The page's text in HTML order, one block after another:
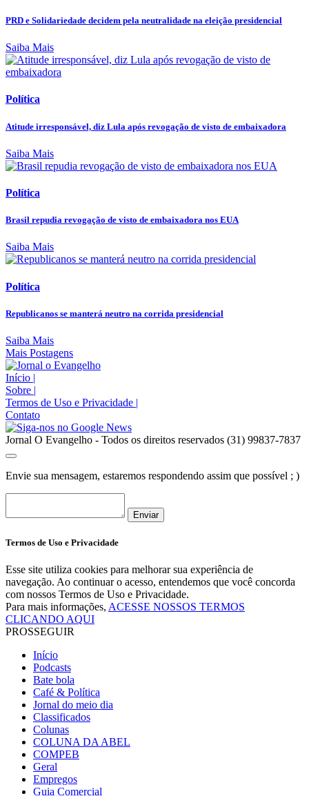
PRD e Solidariedade decidem pela neutralidade na eleição presidencial
Saiba Mais
Política
Atitude irresponsável, diz Lula após revogação de visto de embaixadora
Saiba Mais
Política
Brasil repudia revogação de visto de embaixadora nos EUA
Saiba Mais
Política
Republicanos se manterá neutro na corrida presidencial
Saiba Mais
Mais Postagens
Início |
Sobre |
Termos de Uso e Privacidade |
Contato
Jornal O Evangelho - Todos os direitos reservados (31) 99837-7837
Envie sua mensagem, estaremos respondendo assim que possível ; )
Enviar
Termos de Uso e Privacidade
Esse site utiliza cookies para melhorar sua experiência de
navegação. Ao continuar o acesso, entendemos que você concorda
com nossos Termos de Uso e Privacidade.
Para mais informações, ACESSE NOSSOS TERMOS
CLICANDO AQUI
PROSSEGUIR
Início
Podcasts
Bate bola
Café & Política
Jornal do meio dia
Classificados
Colunas
COLUNA DA ABEL
COMPEB
Geral
Empregos
Guia Comercial